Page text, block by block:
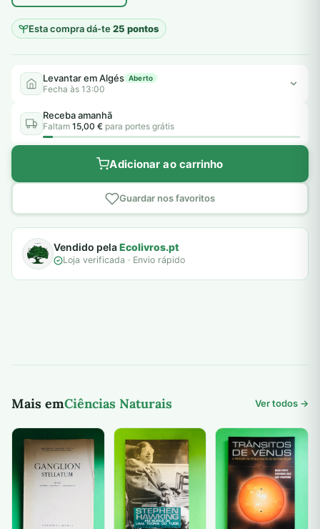
Esta compra dá-te25 pontos
Levantar em Algés Aberto
Fecha às 13:00
Receba amanhã
Faltam 15,00 € para portes grátis
Adicionar ao carrinho
Guardar nos favoritos
Vendido pelaEcolivros.pt
Loja verificada · Envio rápido
Mais emCiências Naturais Ver todos →